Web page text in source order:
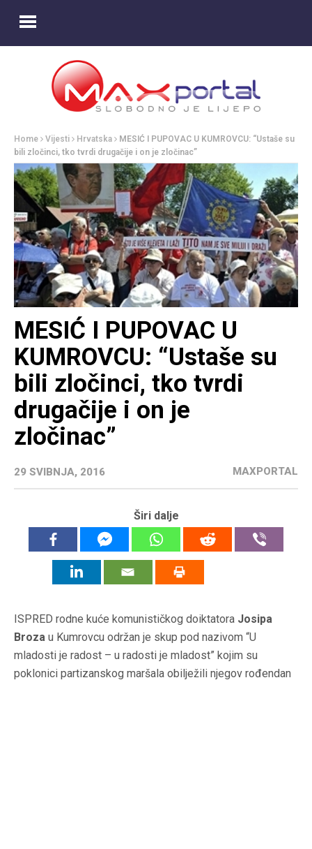
Home Vijesti Hrvatska
MESIĆ I PUPOVAC U KUMROVCU: “Ustaše su
bili zločinci, tko tvrdi drugačije i on je zločinac”
MESIĆ I PUPOVAC U
KUMROVCU: “Ustaše su
bili zločinci, tko tvrdi
drugačije i on je
zločinac”
29 SVIBNJA, 2016 MAXPORTAL
Širi dalje
ISPRED rodne kuće komunističkog doiktatora Josipa
Broza u Kumrovcu održan je skup pod nazivom “U
mladosti je radost – u radosti je mladost” kojim su
poklonici partizanskog maršala obilježili njegov rođendan